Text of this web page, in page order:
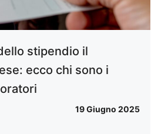
stipendio il
ecco chi sono i
19 Giugno 2025